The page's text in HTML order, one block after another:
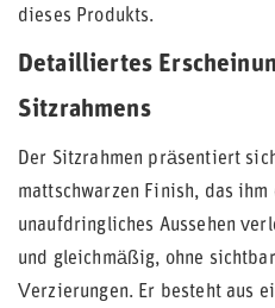
dieses Produkts.
Detailliertes
Sitzrahmens
Der Sitzrahmen präsentiert
mattschwarzen Finish, das
unaufdringliches Aussehen
und gleichmäßig, ohne
Verzierungen. Er besteht aus